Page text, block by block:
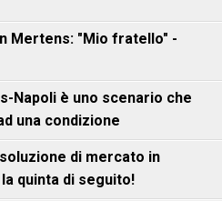
Mertens: "Mio fratello" -
Napoli è uno scenario che
una condizione
di mercato in
quinta di seguito!